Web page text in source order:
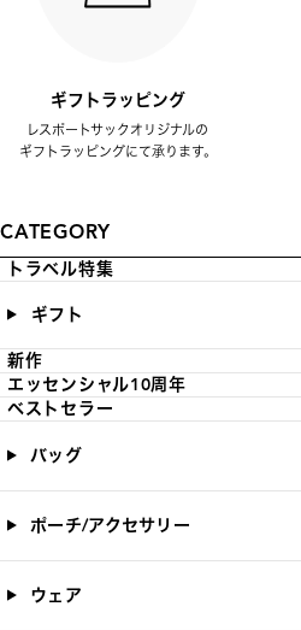
ギフトラッピング
レスポートサックオリジナルの
ギフトラッピングにて承ります。
CATEGORY
トラベル特集
ギフト
新作
エッセンシャル10周年
ベストセラー
バッグ
ポーチ/アクセサリー
ウェア